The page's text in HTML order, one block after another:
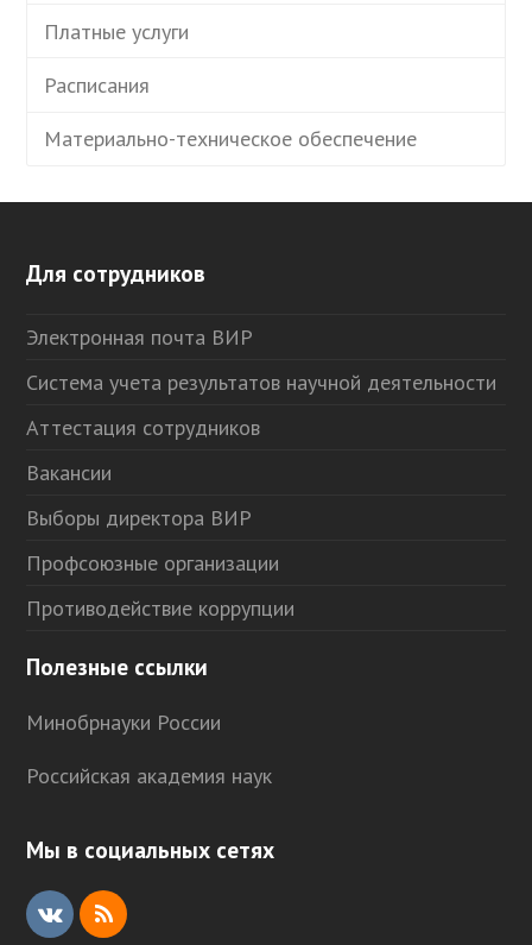
Платные услуги
Расписания
Материально-техническое обеспечение
Для сотрудников
Электронная почта ВИР
Система учета результатов научной деятельности
Аттестация сотрудников
Вакансии
Выборы директора ВИР
Профсоюзные организации
Противодействие коррупции
Полезные ссылки
Минобрнауки России
Российская академия наук
Мы в социальных сетях
V R